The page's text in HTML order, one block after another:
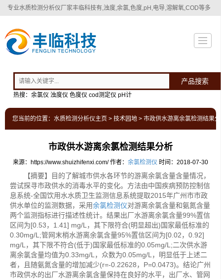
专业水质检测分析仪厂家丰临科技有,浊度,余氯,色度,pH,电导,溶解氧,COD等多
产品搜索
热搜：余氯仪 浊度仪 色度仪 cod测定仪 pH计
您当前的位置： 水质检测分析仪主页 > 技术园地 > 市政供水游离余氯检测结果
市政供水游离余氯检测结果分析
来源：https://www.shuizhifenxi.com/ 作者： 余氯检测仪 时间：2018-07-30
【摘要】目的了解城市供水各环节的游离余氯含量含量情况，
尝试探寻市政供水的消毒水平的变化。方法由中国疾病预防控制信
息系统-全国饮用水水质卫生监测信息系统提取2015年广州市市政
供水单位的监测数据，采用余氯检测仪对游离余氯含量和氨氮含量
两个监测指标进行描述性统计。结果出厂水游离余氯含量99%置信
区间为[0.53，1.41] mg/L，其下限符合(明显超出)国家最低标准的
0.30mg/L;管网末梢水游离余氯含量95%置信区间为[0.02，0.92]
mg/L，其下限不符合(低于)国家最低标准的0.05mg/L;二次供水游
离余氯含量均值为0.33mg/L，众数为0.05mg/L，明显低于上述二
者，且随氨氮含量的增加减少(r=-0.22628，P=0.0473)。结论广州
市政供水的出厂水游离余氯含量保持在良好的水平，出厂水、管网